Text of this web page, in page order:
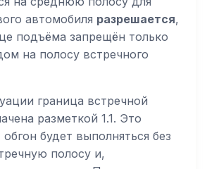
автомобиля разрешается,
подъёма запрещён только
на полосу встречного
граница встречной
разметкой 1.1. Это
будет выполняться без
полосу и,